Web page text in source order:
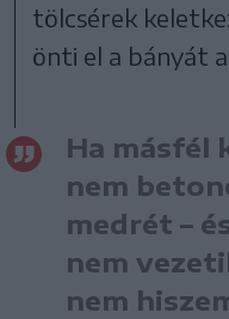
tölcsérek
önti el a bányát a
Ha másfél
nem
medrét –
nem
nem